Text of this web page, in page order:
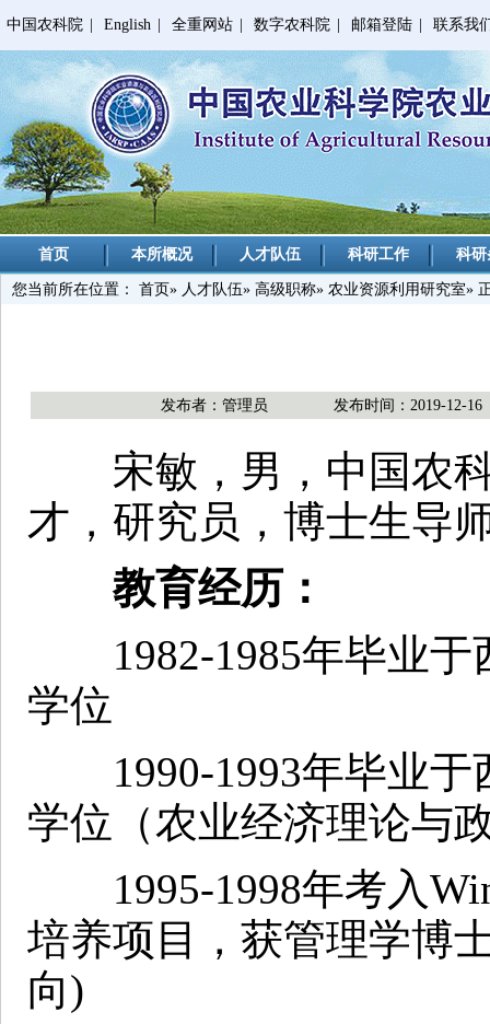
中国农科院 English 全重网站 数字农科院 邮箱登陆 联系我
首页 本所概况 人才队伍 科研工作 科
您当前所在位置： 首页» 人才队伍» 高级职称» 农业资源利用研究室»
发布者：管理员 发布时间：2019-12-16
宋敏，男，中国农科
才，研究员，博士生导
教育经历：
1982-1985年毕业于
学位
1990-1993年毕业于
学位（农业经济理论与
1995-1998年考入
培养项目，获管理学博
向)